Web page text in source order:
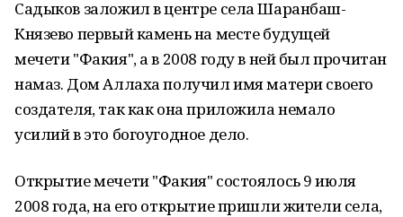
Садыков заложил в центре села Шаранбаш-
Князево первый камень на месте будущей
мечети "Факия", а в 2008 году в ней был прочитан
намаз. Дом Аллаха получил имя матери своего
создателя, так как она приложила немало
усилий в это богоугодное дело.
Открытие мечети "Факия" состоялось 9 июля
2008 года, на его открытие пришли жители села,